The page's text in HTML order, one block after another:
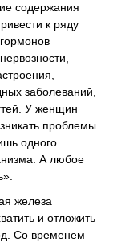
содержания
к ряду
заболеваний,
У женщин
проблемы
одного
А любое
железа
и отложить
Со временем